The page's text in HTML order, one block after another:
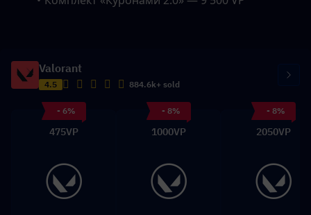
Valorant
4.5 884.6k+ sold
- 6%
475VP
- 8%
1000VP
- 8%
2050VP